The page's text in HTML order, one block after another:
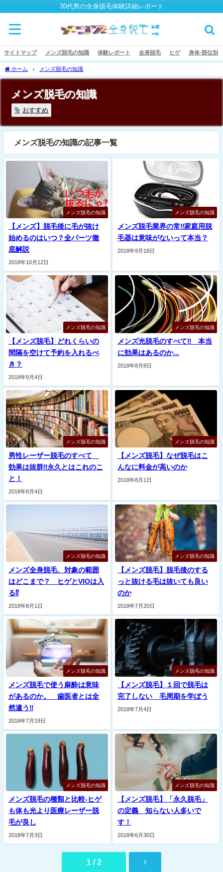
30代男の全身脱毛体験詳細レポート
サイトマップ メンズ脱毛の知識 体験レポート 全身脱毛 ヒゲ 身体-部位別
ホーム メンズ脱毛の知識
メンズ脱毛の知識
おすすめ
メンズ脱毛の知識の記事一覧
メンズ脱毛の知識
【メンズ】脱毛後に毛が抜け
始めるのはいつ？全パーツ徹
底解説
2018年10月12日
メンズ脱毛の知識
メンズ脱毛業界の常‼︎家庭用脱
毛器は意味がないって本当？
2018年9月18日
メンズ脱毛の知識
【メンズ脱毛】どれくらいの
間隔を空けて予約を入れるべ
き？
2018年9月4日
メンズ脱毛の知識
メンズ光脱毛のすべて‼︎ 本当
に効果はあるのか...
2018年8月8日
メンズ脱毛の知識
男性レーザー脱毛のすべて
効果は抜群‼︎永久とはこれのこ
と！
2018年8月4日
メンズ脱毛の知識
【メンズ脱毛】なぜ脱毛はこ
んなに料金が高いのか
2018年8月1日
メンズ脱毛の知識
メンズ全身脱毛、対象の範囲
はどこまで？ ヒゲとVIOは入
る⁉︎
2018年8月1日
メンズ脱毛の知識
【メンズ脱毛】脱毛後のする
っと抜ける毛は抜いても良い
のか
2018年7月20日
メンズ脱毛の知識
メンズ脱毛で使う麻酔は意味
があるのか。 歯医者とは全
然違う‼︎
2018年7月19日
メンズ脱毛の知識
【メンズ脱毛】１回で脱毛は
完了しない 毛周期を学ぼう
2018年7月4日
メンズ脱毛の知識
メンズ脱毛の種類と比較-ヒゲ
も体も光より医療レーザー脱
毛が良し
2018年7月3日
メンズ脱毛の知識
【メンズ脱毛】「永久脱毛」
の定義 知らない人多いで
す！
2018年6月30日
1 / 2